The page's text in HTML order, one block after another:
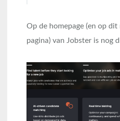
Op de homepage (en op
pagina) van Jobster is nog